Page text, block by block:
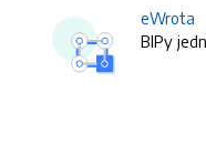
eWrota
BIPy